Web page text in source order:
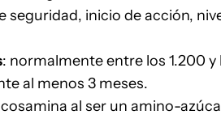
seguridad, inicio de acción,
: normalmente entre los 1.200
al menos 3 meses.
al ser un amino-